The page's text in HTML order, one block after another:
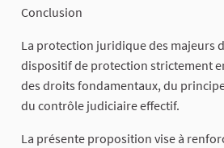
Conclusion
La protection juridique des majeurs
dispositif de protection strictement
des droits fondamentaux, du
du contrôle judiciaire effectif.
La présente proposition vise à